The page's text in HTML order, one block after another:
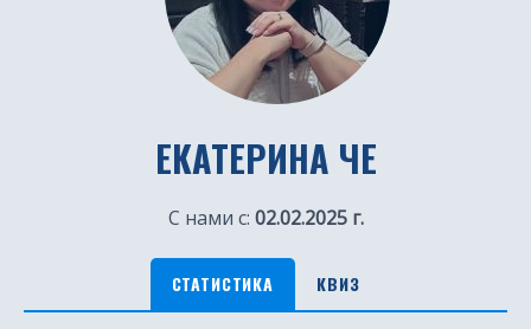
ЕКАТЕРИНА ЧЕ
С нами с: 02.02.2025 г.
СТАТИСТИКА КВИЗ